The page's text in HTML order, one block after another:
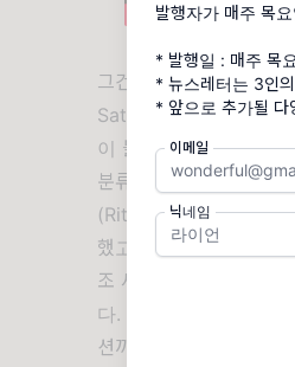
발행자가 매주 목
* 발행일 : 매주 목
* 뉴스레터는 3인
* 앞으로 추가될 다
이메일
닉네임
"I
그건 오해다. 빛나는 두
Satriani)를 헤비메탈
이 블루스 기타의 신이
분류됐으나 이후 블루
(Ritche Blackmore)가
했고 정규 멤버 제안까
조 새트리아니는 장르
다. 그리하여 기타 연주
션까지 포함된다. 그의